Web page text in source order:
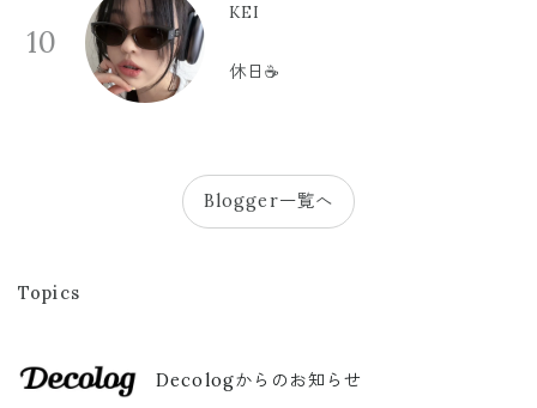
10
KEI
休日☕️
Blogger一覧へ
Topics
Decologからのお知らせ